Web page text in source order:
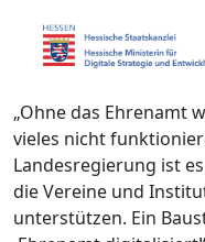
„Ohne das Ehrenamt
vieles nicht
Landesregierung ist
die Vereine und
unterstützen. Ein